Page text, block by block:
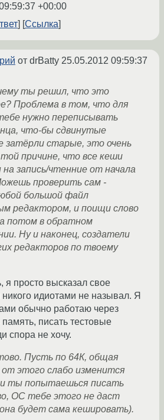
+00:00
Ссылка
от drBatty 25.05.2012 09:59:37
ты решил, что это
Проблема в том, что для
нужно переписывать
что-бы сдвинутые
затёрли старые, это очень
причине, что все кеши
запись/чтенние от начала
проверить сам -
большой файл
редактором, и поищи слово
а потом в обратном
Ну и наконец, создатели
редакторов по твоему
я просто высказал свое
идиотами не называл. Я
обычно работаю через
писать тестовые
спора не хочу.
Пусть по 64К, общая
от этого слабо изменится
ты попытаешься писать
ОС тебе этого не даст
будет сама кешировать).